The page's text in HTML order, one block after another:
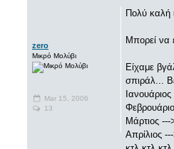
zero
Μικρό Μολύβι
Mar 15, 2006
13
Πολύ καλή
Μπορεί να
Είχαμε
σπιράλ...
Μάρτιος
Απρίλιος